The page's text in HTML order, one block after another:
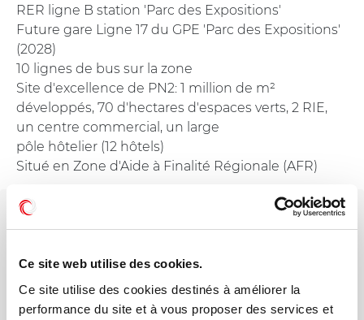
Ce site web utilise des cookies.
Ce site utilise des cookies destinés à améliorer la
performance du site et à vous proposer des services et
RER ligne B station 'Parc des Expositions'
Future gare Ligne 17 du GPE 'Parc des Expositions'
(2028)
10 lignes de bus sur la zone
Site d'excellence de PN2: 1 million de m²
développés, 70 d'hectares d'espaces verts, 2 RIE,
un centre commercial, un large
pôle hôtelier (12 hôtels)
Situé en Zone d'Aide à Finalité Régionale (AFR)
Votre interlocuteur dédié
Mail